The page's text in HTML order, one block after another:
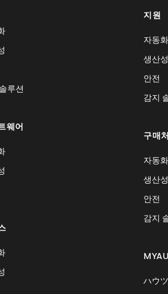
루션
웨어
지원
자동화
생산성
안전
감지
구매처
자동화
생산성
안전
감지
ハウ